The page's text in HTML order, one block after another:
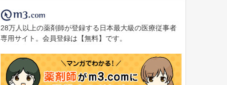
28万人以上の薬剤師が登録する日本最大級の医療従事者
専用サイト。会員登録は【無料】です。